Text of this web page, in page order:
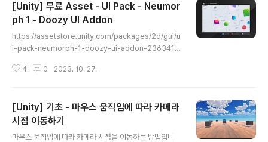
e Unity Asset Store. assetstore.unity.com 코드 :
LOWLYPOLY
[Unity] 무료 Asset - UI Pack - Neumor
ph 1 - Doozy UI Addon
https://assetstore.unity.com/packages/2d/gui/u
i-pack-neumorph-1-doozy-ui-addon-236341 U
| Unity Asset StoreElevate your workflow with th
on the Unity Asset Store.assetstore.unity.com디
자인적인 요소들이 깔끔하게 되있어보이는 Asset 쿠폰 :
DOOZY
4 0 2023. 10. 27.
[Unity] 기초 - 마우스 움직임에 따라 카메라
시점 이동하기
마우스 움직임에 따라 카메라 시점을 이동하는 방법입니